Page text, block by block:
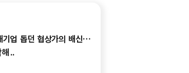
기업 돕던 협상가의 배신…
..